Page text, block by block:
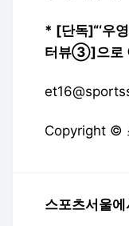
* [단독]“‘우
터뷰③]으로
Copyright ©
스포츠서울